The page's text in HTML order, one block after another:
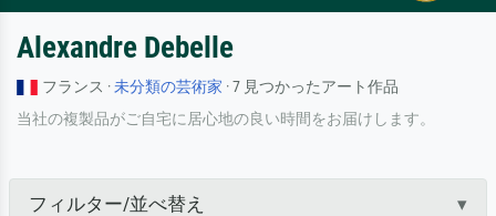
Alexandre Debelle
フランス ·未分類の芸術家 · 7 見つかったアート作品
当社の複製品がご自宅に居心地の良い時間をお届けします。
フィルター/並べ替え